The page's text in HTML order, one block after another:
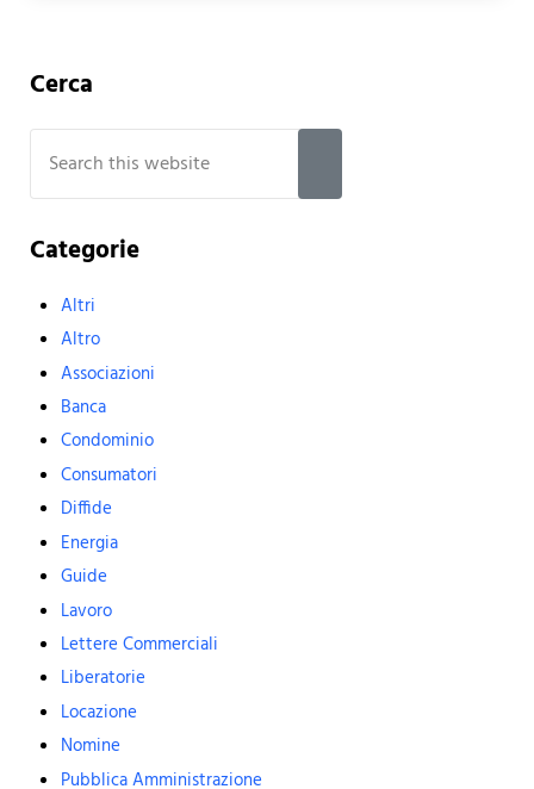
Sidebar
Cerca
Search this website
Categorie
Altri
Altro
Associazioni
Banca
Condominio
Consumatori
Diffide
Energia
Guide
Lavoro
Lettere Commerciali
Liberatorie
Locazione
Nomine
Pubblica Amministrazione